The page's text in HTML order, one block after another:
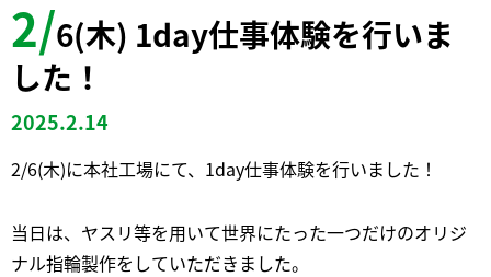
2/6(木) 1day仕事体験を行いま
した！
2025.2.14
2/6(木)に本社工場にて、1day仕事体験を行いました！
当日は、ヤスリ等を用いて世界にたった一つだけのオリジ
ナル指輪製作をしていただきました。